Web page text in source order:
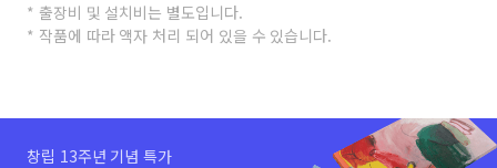
* 출장비 및 설치비는 별도입니다.
* 작품에 따라 액자 처리 되어 있을 수 있습니다.
창립 13주년 기념 특가